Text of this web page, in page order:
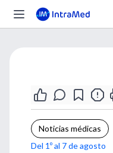
Noticias médicas
Del 1º al 7 de agosto